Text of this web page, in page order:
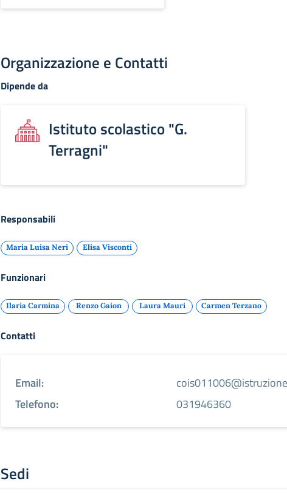
Organizzazione e Contatti
Dipende da
Istituto scolastico "G.
Terragni"
Responsabili
Maria Luisa Neri Elisa Visconti
Funzionari
Ilaria Carmina Renzo Gaion Laura Mauri Carmen Terzano
Contatti
Email:
Telefono:
031946360
Sedi